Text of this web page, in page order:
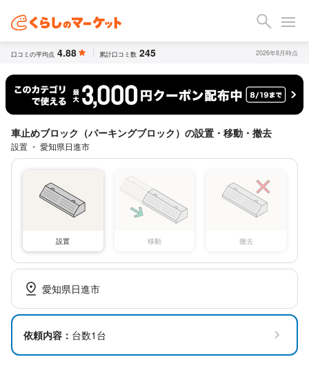
口コミの平均点 4.88 累計口コミ数 245 2026年8月時点
車止めブロック（パーキングブロック）の設置・移動・撤去
設置 ・ 愛知県日進市
設置 移動 撤去
愛知県日進市
依頼内容： 台数1台